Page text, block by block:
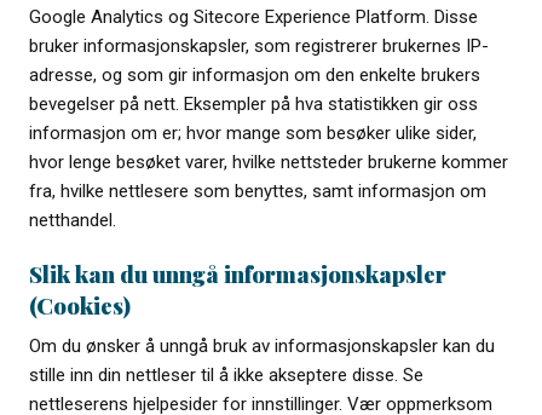
Google Analytics og Sitecore Experience Platform. Disse
bruker informasjonskapsler, som registrerer brukernes IP-
adresse, og som gir informasjon om den enkelte brukers
bevegelser på nett. Eksempler på hva statistikken gir oss
informasjon om er; hvor mange som besøker ulike sider,
hvor lenge besøket varer, hvilke nettsteder brukerne kommer
fra, hvilke nettlesere som benyttes, samt informasjon om
netthandel.
Slik kan du unngå informasjonskapsler
(Cookies)
Om du ønsker å unngå bruk av informasjonskapsler kan du
stille inn din nettleser til å ikke akseptere disse. Se
nettleserens hjelpesider for innstillinger. Vær oppmerksom